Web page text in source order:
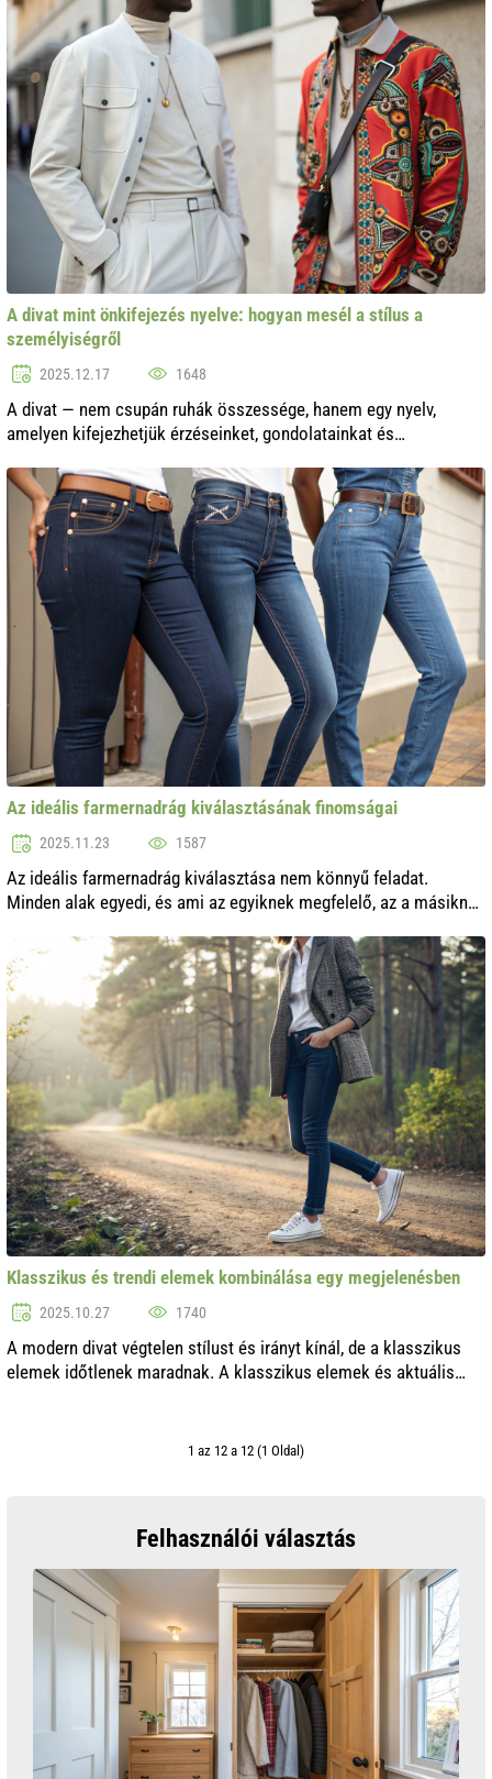
A divat mint önkifejezés nyelve: hogyan mesél a stílus a
személyiségről
2025.12.17 1648
A divat — nem csupán ruhák összessége, hanem egy nyelv,
amelyen kifejezhetjük érzéseinket, gondolatainkat és
kiválasztásában többet mond...
Az ideális farmernadrág kiválasztásának finomságai
2025.11.23 1587
Az ideális farmernadrág kiválasztása nem könnyű feladat.
Minden alak egyedi, és ami az egyiknek megfelelő, az a másiknak
szempontokat vesszük á...
Klasszikus és trendi elemek kombinálása egy megjelenésben
2025.10.27 1740
A modern divat végtelen stílust és irányt kínál, de a klasszikus
elemek időtlenek maradnak. A klasszikus elemek és aktuális
1 az 12 a 12 (1 Oldal)
Felhasználói választás